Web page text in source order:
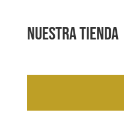
Nuestra Tienda